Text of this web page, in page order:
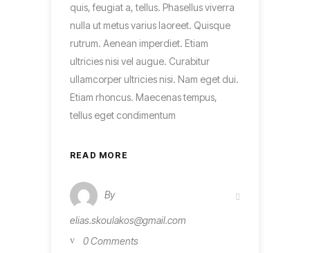
quis, feugiat a, tellus. Phasellus viverra
nulla ut metus varius laoreet. Quisque
rutrum. Aenean imperdiet. Etiam
ultricies nisi vel augue. Curabitur
ullamcorper ultricies nisi. Nam eget dui.
Etiam rhoncus. Maecenas tempus,
tellus eget condimentum
READ MORE
By
elias.skoulakos@gmail.com
0 Comments